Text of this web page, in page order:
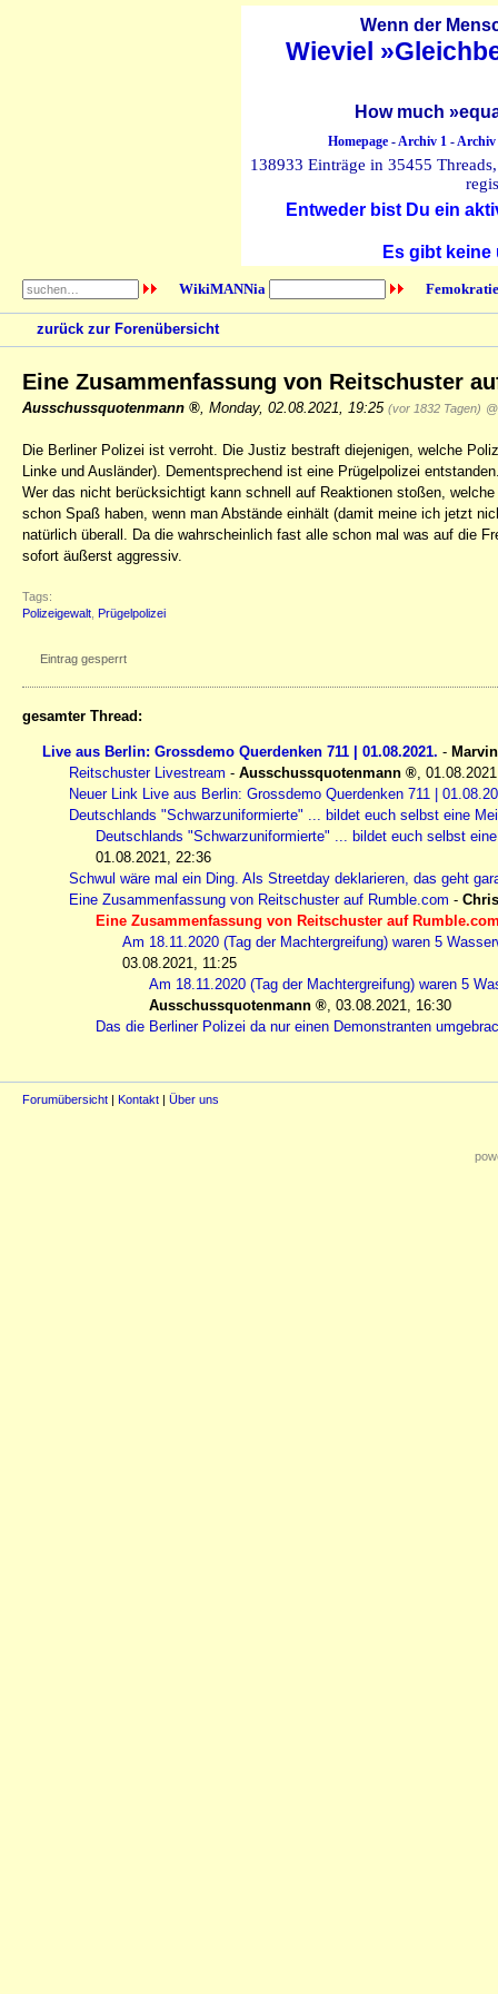
Wenn der
Wieviel
How much
Homepage-Archiv 1-Archiv
138933 Einträge in 35455
Entweder bist Du ein
Es gibt
WikiMANNia
zurück zur Forenübersicht
Eine Zusammenfassung von Reitschuster
Ausschussquotenmann Monday, 02.08.2021, 19:25 (vor 1832 Tagen)
Die Berliner Polizei ist verroht. Die Justiz bestraft diejenigen, welche
Linke und Ausländer). Dementsprechend ist eine Prügelpolizei
Wer das nicht berücksichtigt kann schnell auf Reaktionen stoßen,
schon Spaß haben, wenn man Abstände einhält (damit meine ich jetzt
natürlich überall. Da die wahrscheinlich fast alle schon mal was auf die
sofort äußerst aggressiv.
Tags:
Polizeigewalt Prügelpolizei
Eintrag gesperrt
gesamter Thread:
Live aus Berlin: Grossdemo Querdenken 711 | 01.08.2021. - Marvin
Reitschuster Livestream - Ausschussquotenmann
Neuer Link Live aus Berlin: Grossdemo Querdenken 711 |
Deutschlands "Schwarzuniformierte" ... bildet euch selbst eine
Deutschlands "Schwarzuniformierte" ... bildet euch selbst
01.08.2021, 22:36
Schwul wäre mal ein Ding. Als Streetday deklarieren, das geht
Eine Zusammenfassung von Reitschuster auf Rumble.com -
Eine Zusammenfassung von Reitschuster auf
Am 18.11.2020 (Tag der Machtergreifung) waren 5
03.08.2021, 11:25
Am 18.11.2020 (Tag der Machtergreifung) waren 5
Ausschussquotenmann
03.08.2021, 16:30
Das die Berliner Polizei da nur einen Demonstranten
Forumübersicht | Kontakt | Über uns